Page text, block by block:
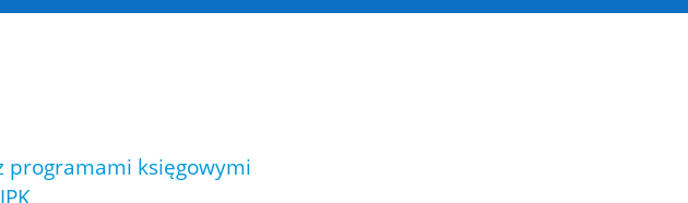
programami księgowymi